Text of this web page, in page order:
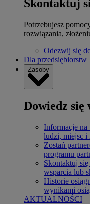
Skontaktuj
Potrzebujesz
rozwiązania,
Odezwij się
Dla przedsiębiorstw
Zasoby
Dowiedz się
Informacje na
ludzi, miejsc i
Zostań
programu
Skontaktuj się
wsparcia lub
Historie
wynikami
AKTUALNOŚCI